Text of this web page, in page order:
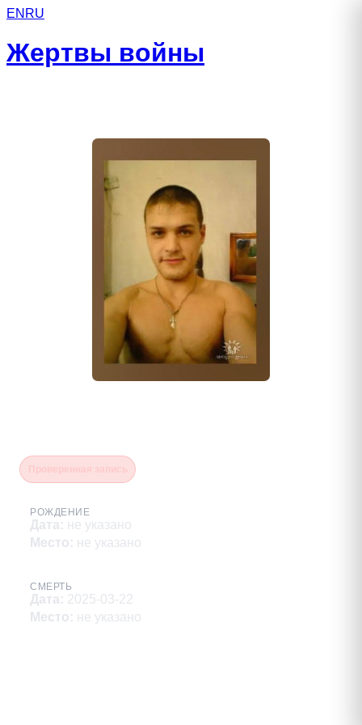
EN RU
Жертвы войны
РОЖДЕНИЕ
Дата: не указано
Место: не указано
СМЕРТЬ
Дата: 2025-03-22
Место: не указано